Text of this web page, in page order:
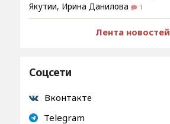
Якутии, Ирина Данилова
1
Лента новостей
Соцсети
Вконтакте
Telegram